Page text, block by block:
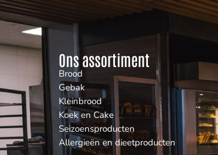
Ons assortiment
Brood
Gebak
Kleinbrood
Koek en Cake
Seizoensproducten
Allergieën en dieetproducten